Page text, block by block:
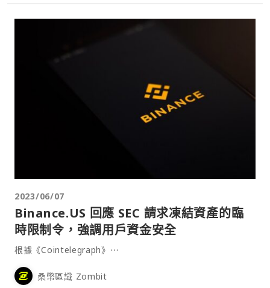
2023/06/07
Binance.US 回應 SEC 請求凍結資產的臨
時限制令，強調用戶資金安全
根據《Cointelegraph》⋯
桑幣區識 Zombit